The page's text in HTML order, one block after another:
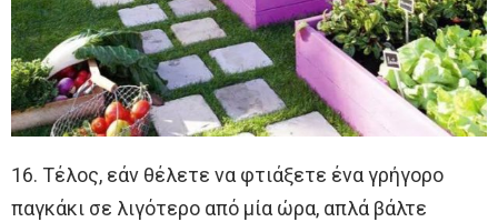
16. Τέλος, εάν θέλετε να φτιάξετε ένα γρήγορο
παγκάκι σε λιγότερο από μία ώρα, απλά βάλτε